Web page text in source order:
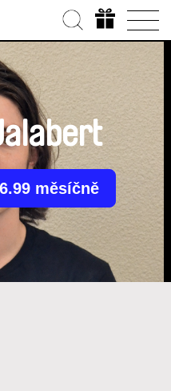
měsíčně